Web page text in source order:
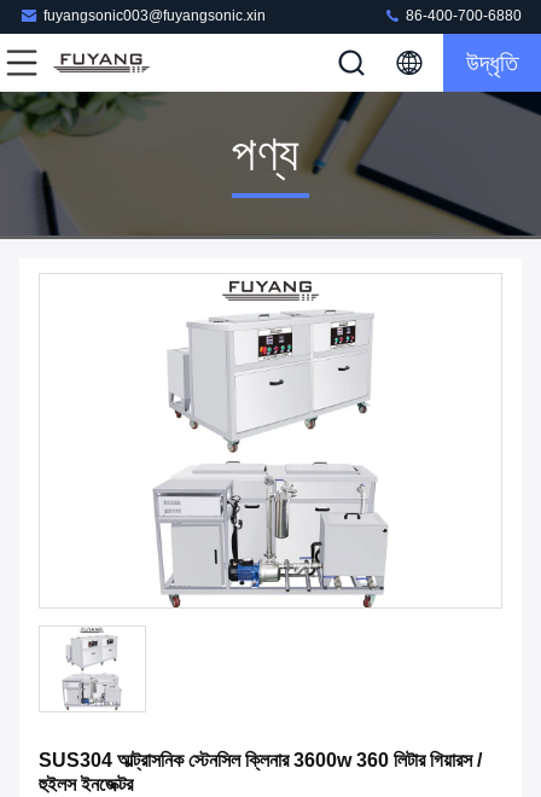
fuyangsonic003@fuyangsonic.xin 86-400-700-6880
উদ্ধৃতি
পণ্য
SUS304 আল্ট্রাসনিক স্টেনসিল ক্লিনার 3600w 360 লিটার গিয়ারস /
হুইলস ইনজেক্টর